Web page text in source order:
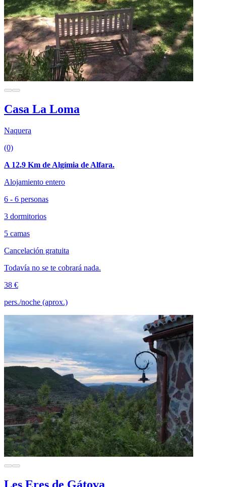
Casa La Loma
Naquera
(0)
A 12.9 Km de Algímia de Alfara.
Alojamiento entero
6 - 6 personas
3 dormitorios
5 camas
Cancelación gratuita
Todavía no se te cobrará nada.
38 €
pers./noche (aprox.)
Les Eres de Gátova